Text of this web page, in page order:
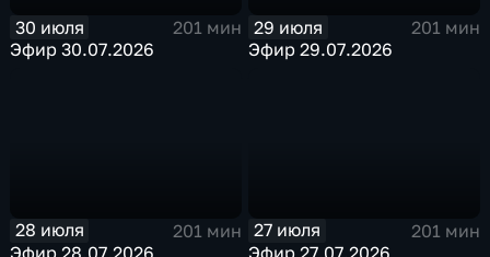
30 июля
201 мин
Эфир 30.07.2026
29 июля
201 мин
Эфир 29.07.2026
28 июля
201 мин
Эфир 28.07.2026
27 июля
201 мин
Эфир 27.07.2026